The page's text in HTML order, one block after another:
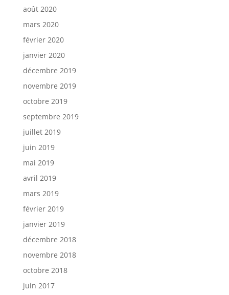
août 2020
mars 2020
février 2020
janvier 2020
décembre 2019
novembre 2019
octobre 2019
septembre 2019
juillet 2019
juin 2019
mai 2019
avril 2019
mars 2019
février 2019
janvier 2019
décembre 2018
novembre 2018
octobre 2018
juin 2017